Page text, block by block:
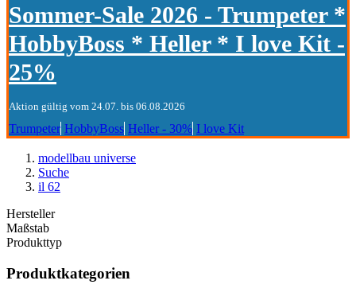
Sommer-Sale 2026 - Trumpeter *
HobbyBoss * Heller * I love Kit -
25%
Aktion gültig vom 24.07. bis 06.08.2026
Trumpeter HobbyBoss Heller - 30% I love Kit
modellbau universe
Suche
il 62
Hersteller
Maßstab
Produkttyp
Produktkategorien